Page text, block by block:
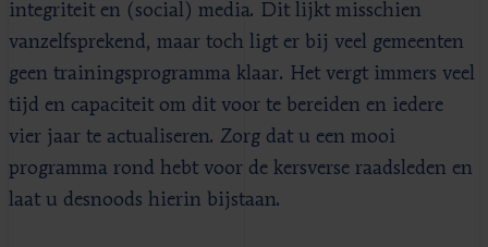
integriteit en (social) media. Dit lijkt misschien
vanzelfsprekend, maar toch ligt er bij veel gemeenten
geen trainingsprogramma klaar. Het vergt immers veel
tijd en capaciteit om dit voor te bereiden en iedere
vier jaar te actualiseren. Zorg dat u een mooi
programma rond hebt voor de kersverse raadsleden en
laat u desnoods hierin bijstaan.